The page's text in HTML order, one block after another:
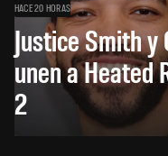
HACE 20 HORAS
Justice Smith y
unen a Heated
2